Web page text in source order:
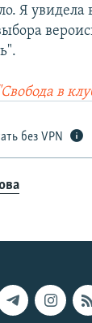
Я увидела
в
без VPN